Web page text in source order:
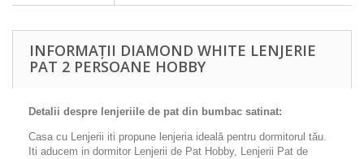
INFORMAȚII DIAMOND WHITE LENJERIE
PAT 2 PERSOANE HOBBY
Detalii despre lenjeriile de pat din bumbac satinat:
Casa cu Lenjerii iti propune lenjeria ideală pentru dormitorul tău.
Iti aducem in dormitor Lenjerii de Pat Hobby, Lenjerii Pat de